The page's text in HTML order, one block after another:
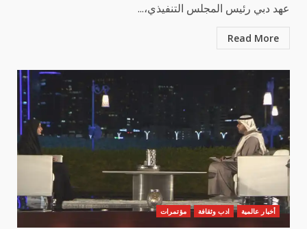
عهد دبي رئيس المجلس التنفيذي،...
Read More
أخبار عالمية ادب وثقافة مؤتمرات